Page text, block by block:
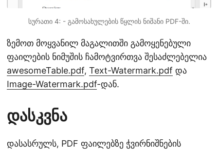
სურათი 4: - გამოსახულების წყლის ნიშანი PDF-ში.
ზემოთ მოყვანილ მაგალითში გამოყენებული
ფაილების ნიმუშის ჩამოტვირთვა შესაძლებელია
awesomeTable.pdf, Text-Watermark.pdf და
Image-Watermark.pdf-დან.
დასკვნა
დასასრულს, PDF ფაილებზე ჭვირნიშნების